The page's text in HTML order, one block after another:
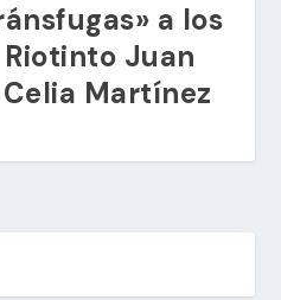
a los
Juan
Martínez